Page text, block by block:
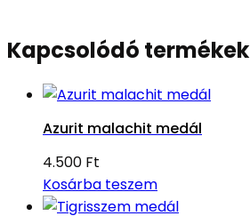
Kapcsolódó termékek
Azurit malachit medál
4.500 Ft
Kosárba teszem